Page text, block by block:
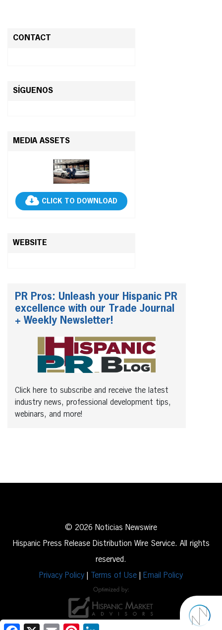
CONTACT
SÍGUENOS
MEDIA ASSETS
CLICK TO DOWNLOAD
WEBSITE
PR Pros: Unleash your Hispanic PR
excellence with our Trade Journal
+ Weekly Newsletter!
Click here to subscribe and receive the latest
industry news, professional development tips,
webinars, and more!
© 2026 Noticias Newswire
Hispanic Press Release Distribution Wire Service. All rights
reserved.
Privacy Policy
Terms of Use Email Policy
Facebook
X Email Pinterest